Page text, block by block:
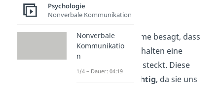
unbewusst sein.
Die dritte Annahme besagt, dass
hinter jedem Verhalten eine
steckt. Diese
wichtig, da sie uns
Psychologie
Nonverbale Kommunikation
Nonverbale
Kommunikatio
n
1/4 – Dauer: 04:19